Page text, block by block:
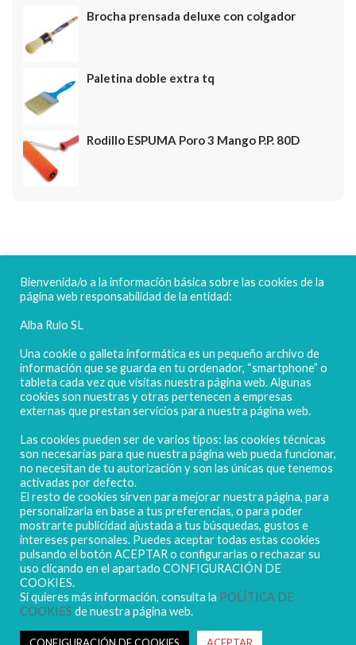
Brocha prensada deluxe con colgador
Paletina doble extra tq
Rodillo ESPUMA Poro 3 Mango P.P. 80D
FELICES FIESTAS
POLIGONO CAMPORROSO P-D, Nº4
02520 - CHINCHILLA DE MONTEARAGÓN
(ALBACETE) Spain
Tel. + 34 967 218 812 - info@abr.com.es
Copyright ALBARULO © 2020 | Todos los derechos reservados
Bienvenida/o a la información básica sobre las cookies de la
página web responsabilidad de la entidad:
Alba Rulo SL
Una cookie o galleta informática es un pequeño archivo de
información que se guarda en tu ordenador, “smartphone” o
tableta cada vez que visitas nuestra página web. Algunas
cookies son nuestras y otras pertenecen a empresas
externas que prestan servicios para nuestra página web.
Las cookies pueden ser de varios tipos: las cookies técnicas
son necesarias para que nuestra página web pueda funcionar,
no necesitan de tu autorización y son las únicas que tenemos
activadas por defecto.
El resto de cookies sirven para mejorar nuestra página, para
personalizarla en base a tus preferencias, o para poder
mostrarte publicidad ajustada a tus búsquedas, gustos e
intereses personales. Puedes aceptar todas estas cookies
pulsando el botón ACEPTAR o configurarlas o rechazar su
uso clicando en el apartado CONFIGURACIÓN DE
COOKIES.
Si quieres más información, consulta la POLÍTICA DE
COOKIES de nuestra página web.